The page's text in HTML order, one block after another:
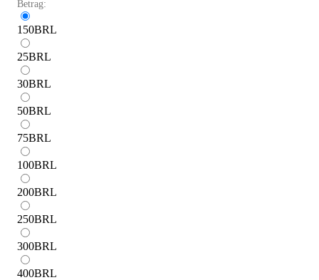
Betrag:
150BRL
25BRL
30BRL
50BRL
75BRL
100BRL
200BRL
250BRL
300BRL
400BRL